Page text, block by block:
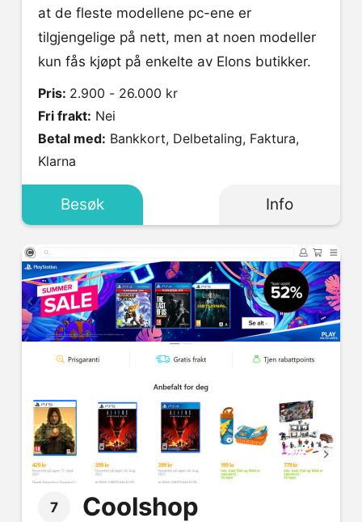
at de fleste modellene pc-ene er
tilgjengelige på nett, men at noen modeller
kun fås kjøpt på enkelte av Elons butikker.
Pris: 2.900 - 26.000 kr
Fri frakt: Nei
Betal med:
Klarna
Besøk Info
7 Coolshop